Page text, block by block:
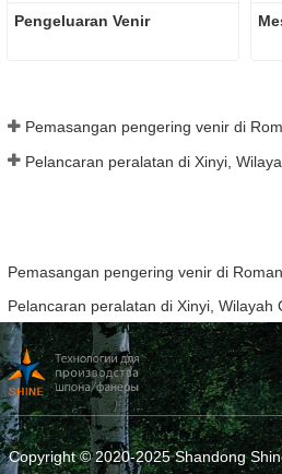
Pengeluaran Venir
Pemasangan pengering venir di
Pelancaran peralatan di Xinyi, Wilayah
Copyright © 2020-2025 Shandong